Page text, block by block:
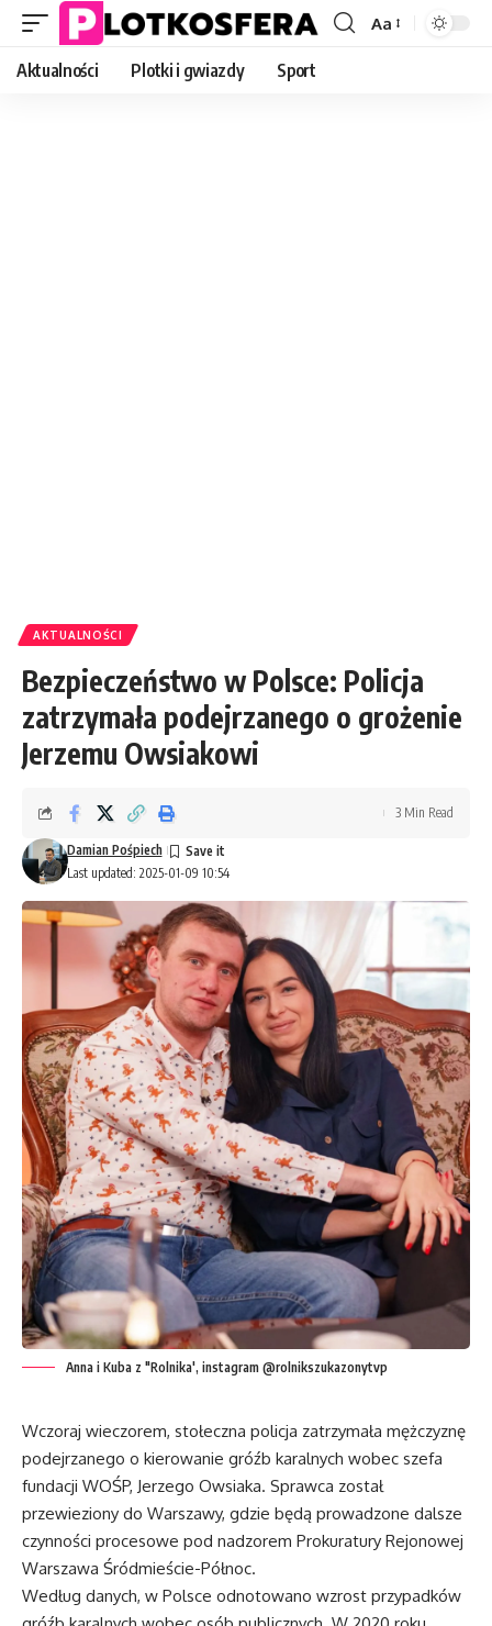
Font
Aa
Aktualności Plotki i gwiazdy Sport
AKTUALNOŚCI
Bezpieczeństwo w Polsce: Policja
zatrzymała podejrzanego o grożenie
Jerzemu Owsiakowi
Last updated: 2025-01-09 10:54
Damian Pośpiech
3 Min Read
Anna i Kuba z "Rolnika', instagram @rolnikszukazonytvp
Wczoraj wieczorem, stołeczna policja zatrzymała mężczyznę
podejrzanego o kierowanie gróźb karalnych wobec szefa
fundacji WOŚP, Jerzego Owsiaka. Sprawca został
przewieziony do Warszawy, gdzie będą prowadzone dalsze
czynności procesowe pod nadzorem Prokuratury Rejonowej
Warszawa Śródmieście-Północ.
Według danych, w Polsce odnotowano wzrost przypadków